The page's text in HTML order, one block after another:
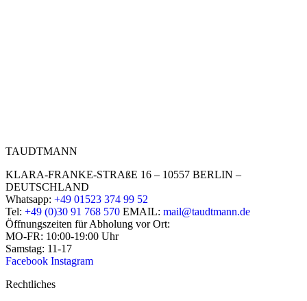
TAUDTMANN
KLARA-FRANKE-STRAßE 16 – 10557 BERLIN –
DEUTSCHLAND
Whatsapp: +49 01523 374 99 52
Tel: +49 (0)30 91 768 570 EMAIL: mail@taudtmann.de
Öffnungszeiten für Abholung vor Ort:
MO-FR: 10:00-19:00 Uhr
Samstag: 11-17
Facebook Instagram
Rechtliches